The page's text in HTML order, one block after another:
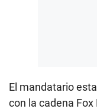
El mandatario
con la cadena